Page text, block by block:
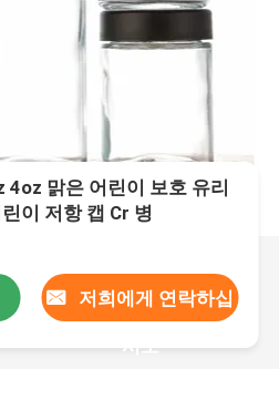
맑은 어린이 보호 유리
이 저항 캡 Cr 병
저희에게 연락하십
시오